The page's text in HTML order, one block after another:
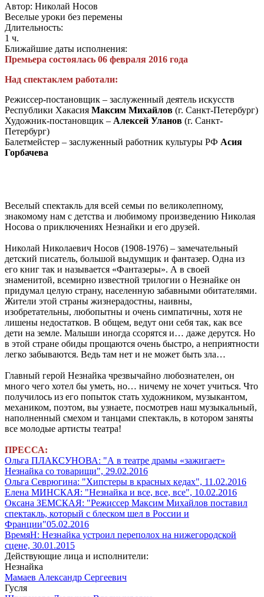
Автор: Николай Носов
Веселые уроки без перемены
Длительность:
1 ч.
Ближайшие даты исполнения:
Премьера состоялась 06 февраля 2016 года
Над спектаклем работали:
Режиссер-постановщик – заслуженный деятель искусств
Республики Хакасия Максим Михайлов (г. Санкт-Петербург)
Художник-постановщик – Алексей Уланов (г. Санкт-
Петербург)
Балетмейстер – заслуженный работник культуры РФ Асия
Горбачева
Веселый спектакль для всей семьи по великолепному,
знакомому нам с детства и любимому произведению Николая
Носова о приключениях Незнайки и его друзей.
Николай Николаевич Носов (1908-1976) – замечательный
детский писатель, большой выдумщик и фантазер. Одна из
его книг так и называется «Фантазеры». А в своей
знаменитой, всемирно известной трилогии о Незнайке он
придумал целую страну, населенную забавными обитателями.
Жители этой страны жизнерадостны, наивны,
изобретательны, любопытны и очень симпатичны, хотя не
лишены недостатков. В общем, ведут они себя так, как все
дети на земле. Малыши иногда ссорятся и… даже дерутся. Но
в этой стране обиды прощаются очень быстро, а неприятности
легко забываются. Ведь там нет и не может быть зла…
Главный герой Незнайка чрезвычайно любознателен, он
много чего хотел бы уметь, но… ничему не хочет учиться. Что
получилось из его попыток стать художником, музыкантом,
механиком, поэтом, вы узнаете, посмотрев наш музыкальный,
наполненный смехом и танцами спектакль, в котором заняты
все молодые артисты театра!
ПРЕССА:
Ольга ПЛАКСУНОВА: "А в театре драмы «зажигает»
Незнайка со товарищи", 29.02.2016
Ольга Севрюгина: "Хипстеры в красных кедах", 11.02.2016
Елена МИНСКАЯ: "Незнайка и все, все, все", 10.02.2016
Оксана ЗЕМСКАЯ: "Режиссер Максим Михайлов поставил
спектакль, который с блеском шел в России и
Франции"05.02.2016
ВремяН: Незнайка устроил переполох на нижегородской
сцене, 30.01.2015
Действующие лица и исполнители:
Незнайка
Мамаев Александр Сергеевич
Гусля